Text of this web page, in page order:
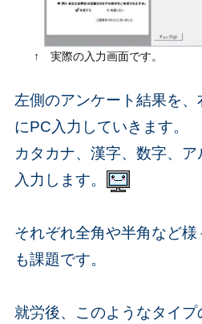
↑ 実際の入力画面です。
左側のアンケート結果を
にPC入力していきます。
カタカナ、漢字、数字、
入力します。
それぞれ全角や半角など
も課題です。
就労後、このようなタイプ